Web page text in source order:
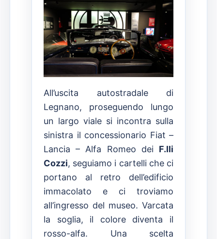
All’uscita autostradale di
Legnano, proseguendo lungo
un largo viale si incontra sulla
sinistra il concessionario Fiat –
Lancia – Alfa Romeo dei F.lli
Cozzi, seguiamo i cartelli che ci
portano al retro dell’edificio
immacolato e ci troviamo
all’ingresso del museo. Varcata
la soglia, il colore diventa il
rosso-alfa. Una scelta